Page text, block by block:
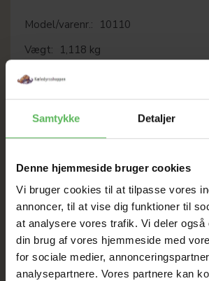
Samtykke Detaljer
Denne hjemmeside bruger cookies
Vi bruger cookies til at tilpasse vores
annoncer, til at vise dig funktioner til
at analysere vores trafik. Vi deler også
din brug af vores hjemmeside med
for sociale medier,
analysepartnere. Vores partnere kan
Model/varenr.: 10110
Vægt: 1,118 kg
LÆG I KURV